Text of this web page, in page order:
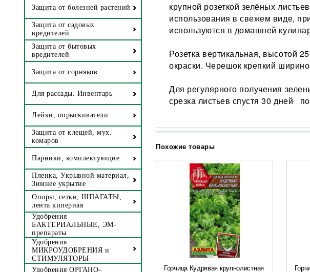
Защита от болезней растений
Защита от садовых
вредителей
Защита от бытовых
вредителей
Защита от сорняков
Для рассады. Инвентарь
Лейки, опрыскиватели
Защита от клещей, мух.
комаров
Парники, комплектующие
Пленка, Укрывной материал,
Зимнее укрытие
Опоры, сетки, ШПАГАТЫ,
лента киперная
Удобрения
БАКТЕРИАЛЬНЫЕ, ЭМ-
препараты
Удобрения
МИКРОУДОБРЕНИЯ и
СТИМУЛЯТОРЫ
Удобрения ОРГАНО-
крупной розеткой зелёных
использования в свежем виде,
используются в домашней
Розетка вертикальная, высотой
окраски. Черешок крепкий
Для регулярного получения
срезка листьев спустя 30 дней
Похожие товары
Горчица Кудрявая крупнолистная